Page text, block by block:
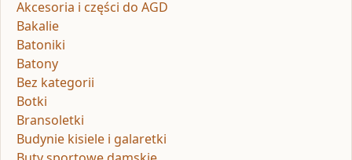
Akcesoria i części do AGD
Bakalie
Batoniki
Batony
Bez kategorii
Botki
Bransoletki
Budynie kisiele i galaretki